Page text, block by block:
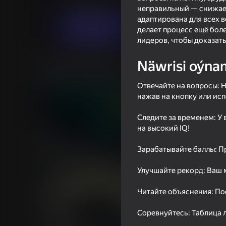
LubutelbUgr
Wish Simulator
49
неправильный —
адаптирована для всех
делает процесс ещё
лидеров, чтобы
Näwrisi
Отвечайте на вопросы:
нажав на кнопку или
Следите за временем: У
на высокий IQ!
Зарабатывайте баллы:
Улучшайте рекорд: Ваш
Читайте объяснения:
Соревнуйтесь: Таблица